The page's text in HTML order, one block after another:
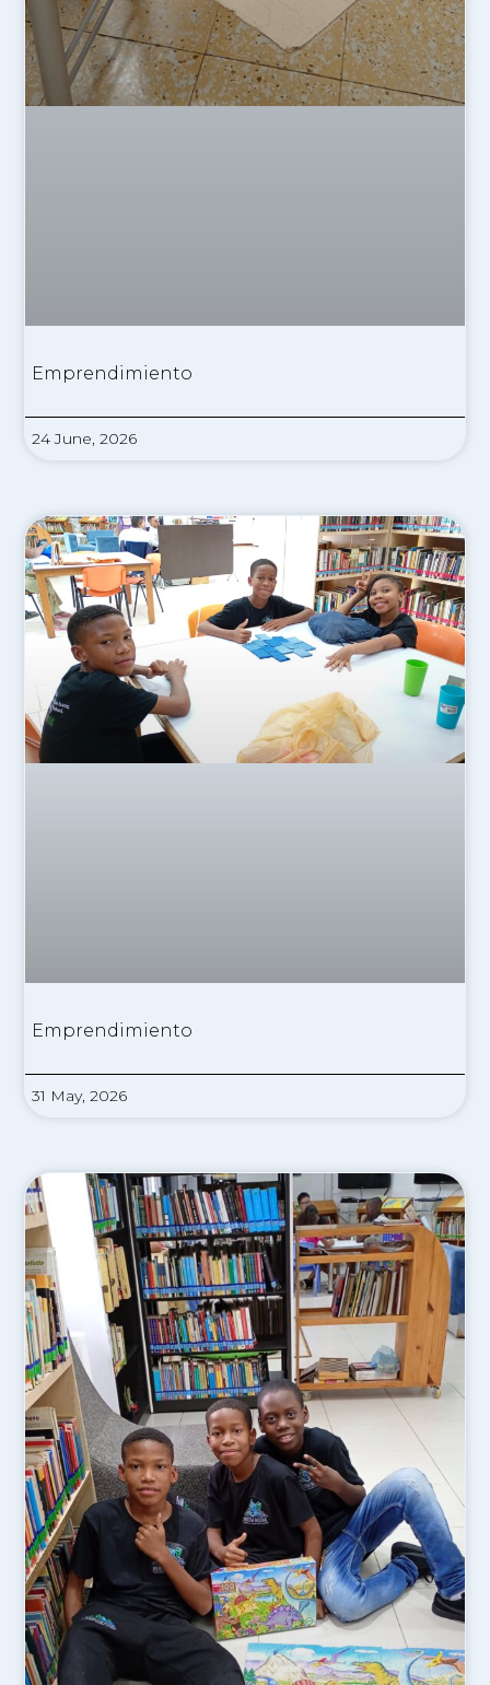
Emprendimiento
24 June, 2026
Emprendimiento
31 May, 2026